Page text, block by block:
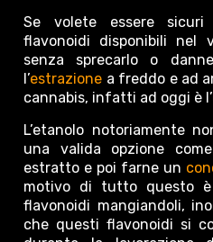
Se volete essere
flavonoidi disponibili nel
senza sprecarlo o
l’estrazione a freddo e ad
cannabis, infatti ad oggi è
L’etanolo notoriamente
una valida opzione
estratto e poi farne un
motivo di tutto questo
flavonoidi mangiandoli,
che questi flavonoidi si